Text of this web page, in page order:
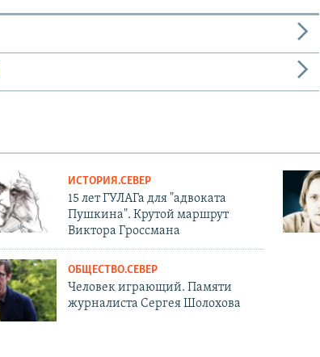
ИСТОРИЯ.СЕВЕР
15 лет ГУЛАГа для "адвоката
Пушкина". Крутой маршрут
Виктора Гроссмана
ОБЩЕСТВО.СЕВЕР
Человек играющий. Памяти
журналиста Сергея Шолохова